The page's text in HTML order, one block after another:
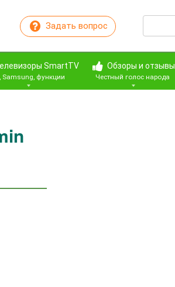
Задать вопрос Поиск:
SmartTV
Samsung, функции
Обзоры и отзывы
Честный голос народа